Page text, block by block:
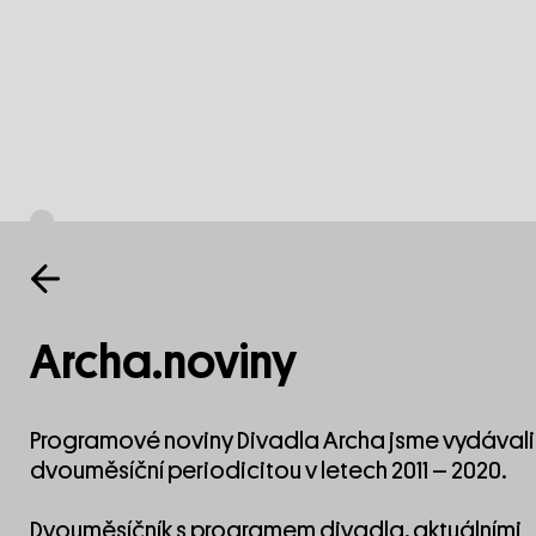
Archa.noviny
Programové noviny Divadla Archa jsme vydávali
dvouměsíční periodicitou v letech 2011 – 2020.
Dvouměsíčník s programem divadla, aktuálními